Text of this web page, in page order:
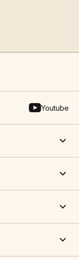
Youtube